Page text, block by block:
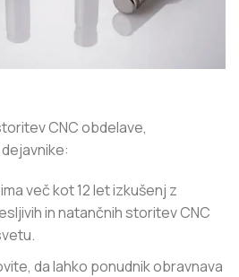
CNC obdelave,
več kot 12 let izkušenj z
in natančnih storitev CNC
da lahko ponudnik obravnava